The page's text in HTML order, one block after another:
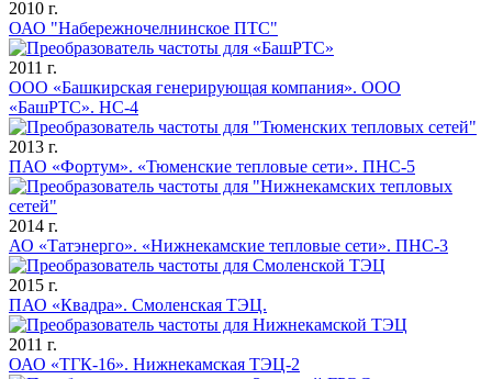
2010 г.
ОАО "Набережночелнинское ПТС"
2011 г.
ООО «Башкирская генерирующая компания». ООО
«БашРТС». НС-4
2013 г.
ПАО «Фортум». «Тюменские тепловые сети». ПНС-5
2014 г.
АО «Татэнерго». «Нижнекамские тепловые сети». ПНС-3
2015 г.
ПАО «Квадра». Смоленская ТЭЦ.
2011 г.
ОАО «ТГК-16». Нижнекамская ТЭЦ-2